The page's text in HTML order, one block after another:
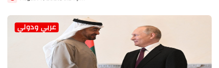
عربي ودولي